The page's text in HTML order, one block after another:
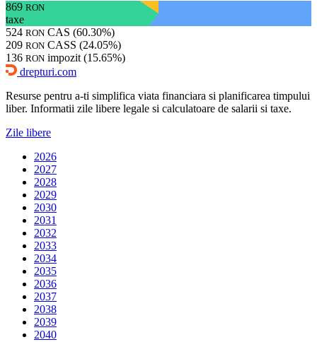
869 RON
taxe
524 RON CAS (60.30%)
209 RON CASS (24.05%)
136 RON impozit (15.65%)
drepturi.com
Resurse pentru a-ti simplifica viata financiara si planificarea timpului
liber. Informatii zile libere legale si calculatoare de salarii si taxe.
Zile libere
2026
2027
2028
2029
2030
2031
2032
2033
2034
2035
2036
2037
2038
2039
2040